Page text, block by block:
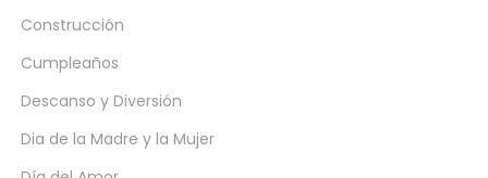
Construcción
Cumpleaños
Descanso y Diversión
Dia de la Madre y la Mujer